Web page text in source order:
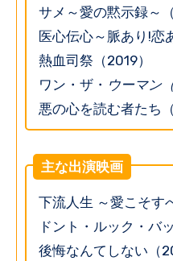
サメ～愛の黙示録～（
医心伝心～脈あり!恋
熱血司祭（2019）
ワン・ザ・ ウーマン
悪の心を読む者たち
主な出演映画
下流人生 ～愛こそす
ドント・ルック・バ
後悔なんてしない（